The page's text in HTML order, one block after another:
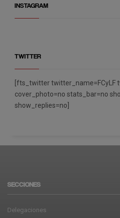
INSTAGRAM
TWITTER
[fts_twitter twitter_name=FCyLF
cover_photo=no stats_bar=no
show_replies=no]
SECCIONES
Delegaciones